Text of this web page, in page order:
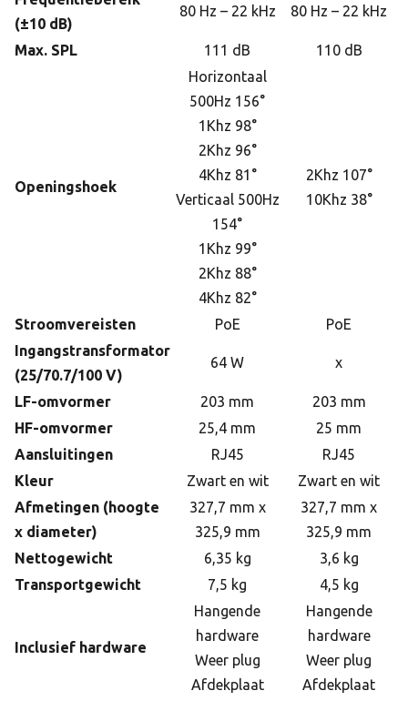
(±10 dB)
80 Hz – 22 kHz 80 Hz – 22 kHz
Max. SPL 111 dB 110 dB
Openingshoek
Horizontaal
500Hz 156°
1Khz 98°
2Khz 96°
4Khz 81°
Verticaal 500Hz
154°
1Khz 99°
2Khz 88°
4Khz 82°
2Khz 107°
10Khz 38°
Stroomvereisten PoE
PoE
Ingangstransformator
(25/70.7/100 V)
64 W x
LF-omvormer 203 mm
203 mm
HF-omvormer
25,4 mm
25 mm
Aansluitingen
RJ45
RJ45
Kleur
Zwart en wit
Zwart en wit
Afmetingen (hoogte
x diameter)
327,7 mm x
325,9 mm
327,7 mm x
325,9 mm
Nettogewicht
6,35 kg
3,6 kg
Transportgewicht
7,5 kg 4,5 kg
Inclusief hardware
Hangende
hardware
Weer plug
Afdekplaat
Hangende
hardware
Weer plug
Afdekplaat